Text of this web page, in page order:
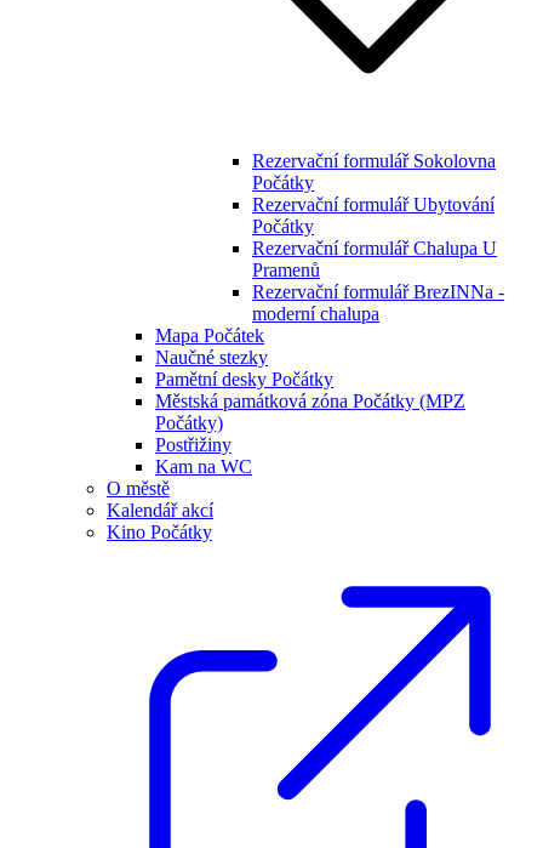
Rezervační formulář Sokolovna
Počátky
Rezervační formulář Ubytování
Počátky
Rezervační formulář Chalupa U
Pramenů
Rezervační formulář BrezINNa -
moderní chalupa
Mapa Počátek
Naučné stezky
Pamětní desky Počátky
Městská památková zóna Počátky (MPZ
Počátky)
Postřižiny
Kam na WC
O městě
Kalendář akcí
Kino Počátky